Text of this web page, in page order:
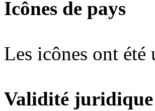
Icônes de pays
Les icônes ont été
Validité juridique